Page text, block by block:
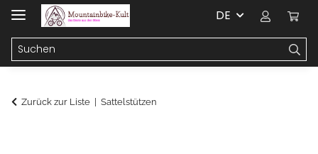
DE
Zurück zur Liste Sattelstützen